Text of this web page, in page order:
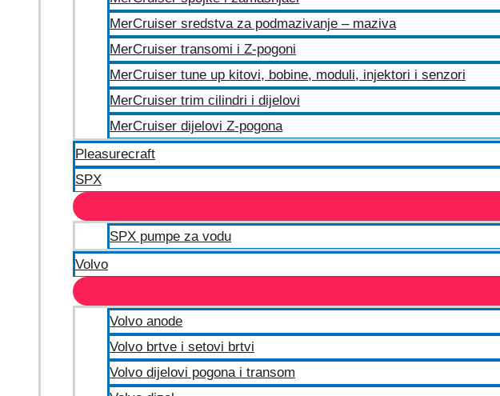
MerCruiser sredstva za podmazivanje – maziva
MerCruiser transomi i Z-pogoni
MerCruiser tune up kitovi, bobine, moduli, injektori i senzori
MerCruiser trim cilindri i dijelovi
MerCruiser dijelovi Z-pogona
Pleasurecraft
SPX
SPX pumpe za vodu
Volvo
Volvo anode
Volvo brtve i setovi brtvi
Volvo dijelovi pogona i transom